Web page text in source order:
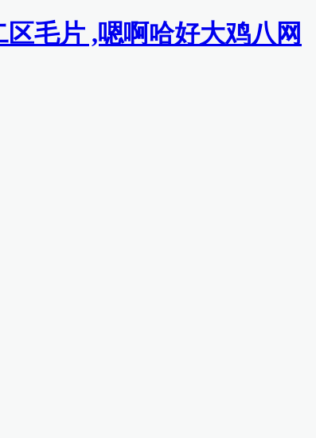
毛片 ,嗯啊哈好大鸡八网